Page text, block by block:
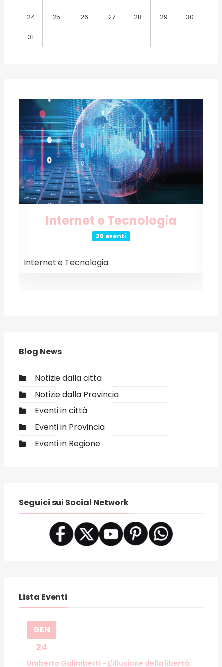
24 25 26 27 28 29 30
31
Internet e Tecnologia
26 eventi
Internet e Tecnologia
Blog News
Notizie dalla citta
Notizie dalla Provincia
Eventi in città
Eventi in Provincia
Eventi in Regione
Seguici sui Social Network
Lista Eventi
GEN
24
Umberto Galimberti - L'illusione della libertà